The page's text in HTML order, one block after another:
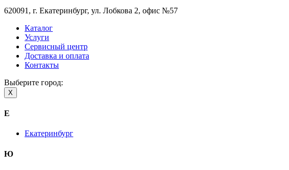
620091, г. Екатеринбург, ул. Лобкова 2, офис №57
Каталог
Услуги
Сервисный центр
Доставка и оплата
Контакты
Выберите город:
X
Е
Екатеринбург
Ю